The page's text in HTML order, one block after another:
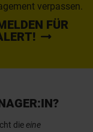
verpassen.
FÜR
die eine